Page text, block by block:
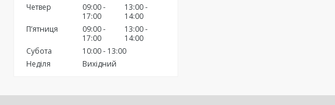
Четвер
09:00
17:00
13:00
14:00
Пʼятниця
09:00
17:00
13:00
14:00
Субота
10:00
13:00
Неділя
Вихідний